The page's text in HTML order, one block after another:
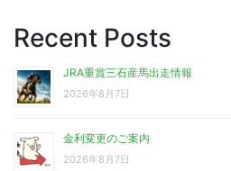
Recent Posts
JRA重賞三石産馬出走情報
2026年8月7日
金利変更のご案内
2026年8月7日